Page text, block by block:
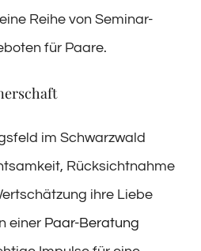
Reihe von Seminar-
für Paare.
im Schwarzwald
Rücksichtnahme
ihre Liebe
einer Paar-Beratung